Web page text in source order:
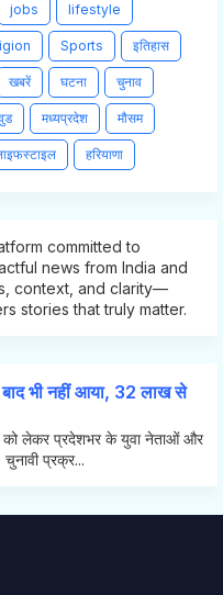
jobs lifestyle
Sports इतिहास
खबरें घटना चुनाव
मध्यप्रदेश मौसम
हरियाणा
committed to
news from India and
context, and clarity—
stories that truly matter.
भी नहीं आया, 32 लाख से
लेकर प्रदेशभर के युवा नेताओं और
चुनावी प्रक्र...